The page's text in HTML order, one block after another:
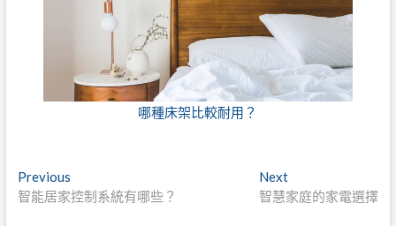
哪種床架比較耐用？
文
章
PreviousPrevious
post:
智能居家控制系統有哪些？
NextNext
post:
智慧家庭的家電選擇